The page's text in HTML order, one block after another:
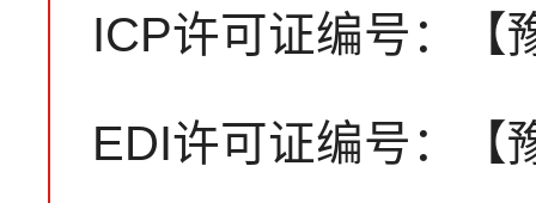
ICP许可证编号：【
EDI许可证编号：【